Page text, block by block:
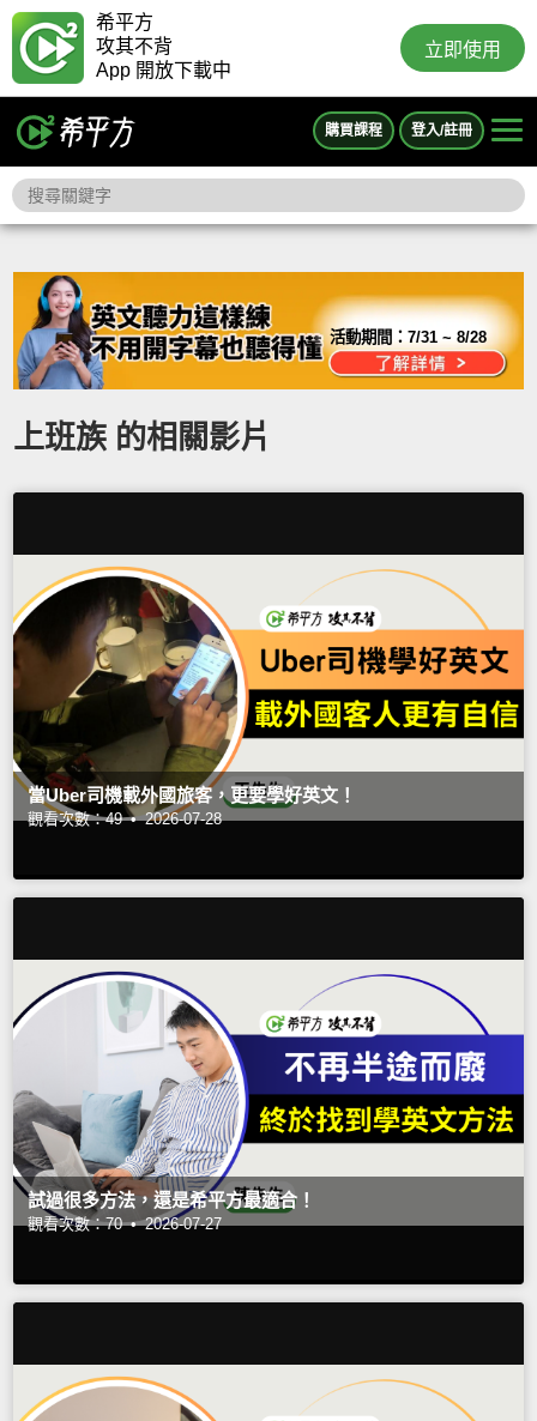
希平方
攻其不背
App 開放下載中
立即使用
購買課程 登入/註冊
活動期間：7/31 ~ 8/28
上班族 的相關影片
當Uber司機載外國旅客，更要學好英文！
觀看次數：49 • 2026-07-28
試過很多方法，還是希平方最適合！
觀看次數：70 • 2026-07-27